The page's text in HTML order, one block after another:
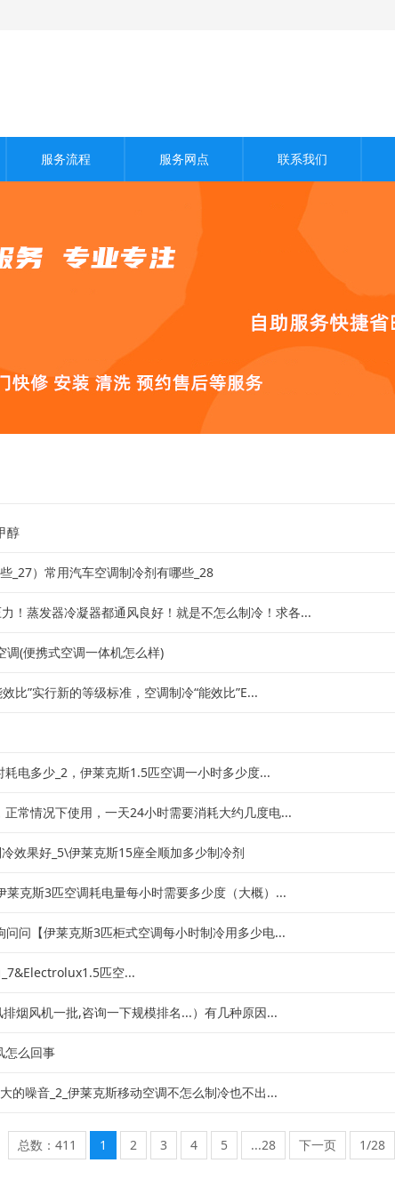
服务流程 服务网点 联系我们
醇
_27）常用汽车空调制冷剂有哪些_28
！蒸发器冷凝器都通风良好！就是不怎么制冷！求各...
调(便携式空调一体机怎么样)
比”实行新的等级标准，空调制冷“能效比”E...
电多少_2，伊莱克斯1.5匹空调一小时多少度...
常情况下使用，一天24小时需要消耗大约几度电...
效果好_5\伊莱克斯15座全顺加多少制冷剂
莱克斯3匹空调耗电量每小时需要多少度（大概）...
问【伊莱克斯3匹柜式空调每小时制冷用多少电...
匹空...
烟风机一批,咨询一下规模排名...）有几种原因...
怎么回事
的噪音_2_伊莱克斯移动空调不怎么制冷也不出...
总数：411 1 2 3 4 5 ...28 下一页 1/28